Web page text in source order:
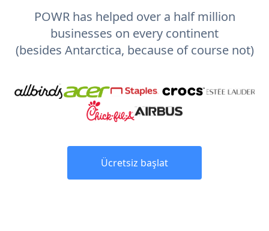
POWR has helped over a half million
businesses on every continent
(besides Antarctica, because of course not)
Ücretsiz başlat